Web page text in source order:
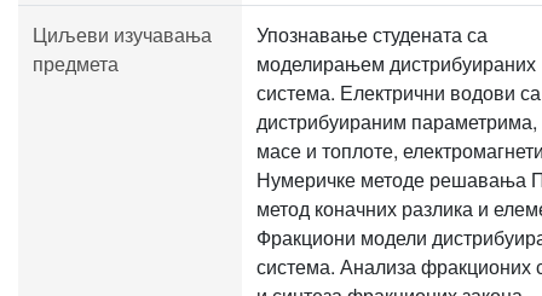
Циљеви изучавања
предмета
Упознавање студената са
моделирањем дистрибуираних
система. Електрични водови са
дистрибуираним
масе и топлоте,
Нумеричке методе решавања
метод коначних разлика и
Фракциони модели
система. Анализа фракционих